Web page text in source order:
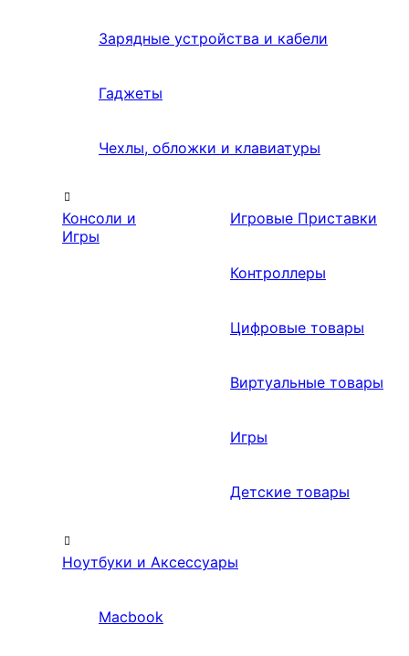
Зарядные устройства и кабели
Гаджеты
Чехлы, обложки и клавиатуры
Консоли и
Игры
Игровые Приставки
Контроллеры
Цифровые товары
Виртуальные товары
Игры
Детские товары
Ноутбуки и Аксессуары
Macbook